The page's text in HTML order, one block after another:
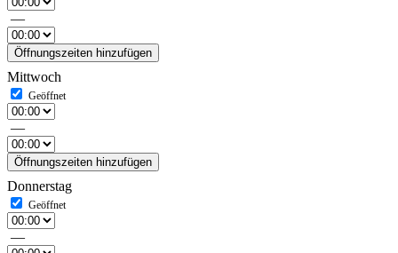
—
Öffnungszeiten hinzufügen
Mittwoch
—
Öffnungszeiten hinzufügen
Donnerstag
—